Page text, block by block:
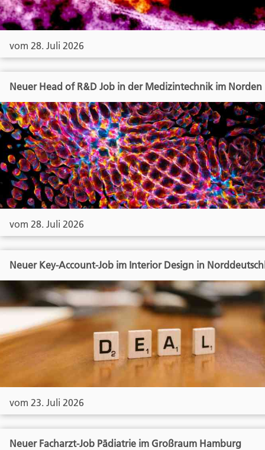
vom 28. Juli 2026
Neuer Head of R&D Job in der Medizintechnik im Norden
vom 28. Juli 2026
Neuer Key-Account-Job im Interior Design in
vom 23. Juli 2026
Neuer Facharzt-Job Pädiatrie im Großraum Hamburg